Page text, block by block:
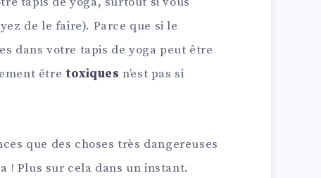
de le faire). Parce que si le
dans votre tapis de yoga peut être
être toxiques n’est pas si
que des choses très dangereuses
! Plus sur cela dans un instant.